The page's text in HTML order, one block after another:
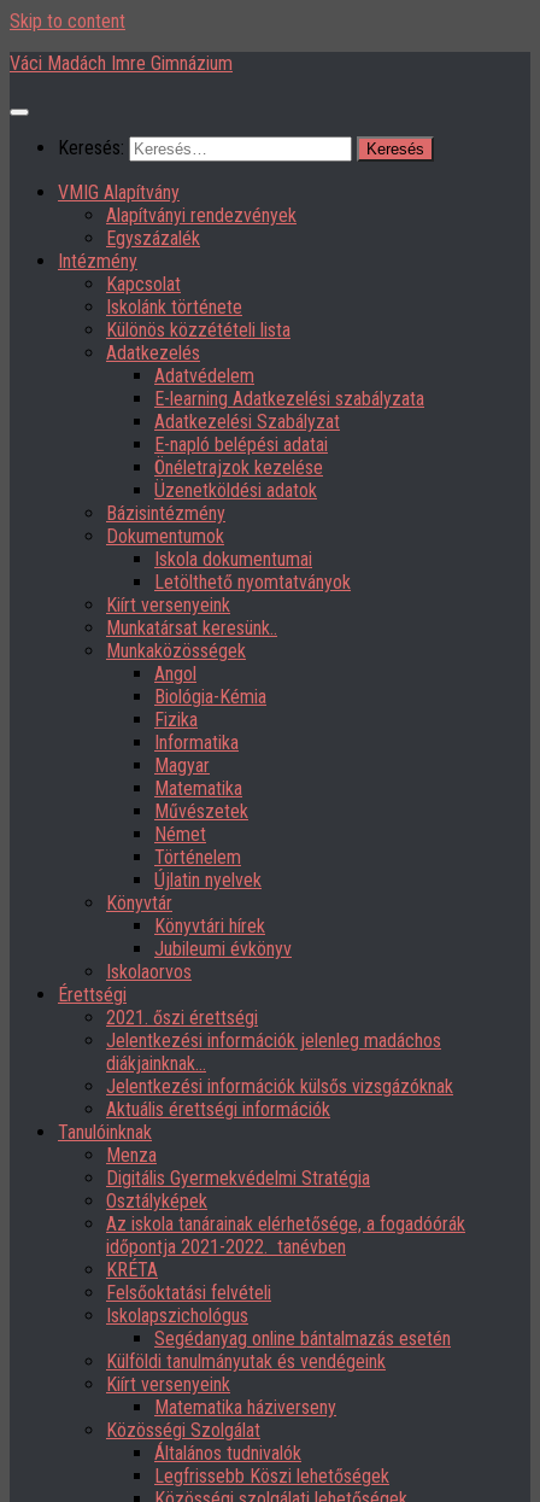
Skip to content
Váci Madách Imre Gimnázium
Keresés:
VMIG Alapítvány
Alapítványi rendezvények
Egyszázalék
Intézmény
Kapcsolat
Iskolánk története
Különös közzétételi lista
Adatkezelés
Adatvédelem
E-learning Adatkezelési szabályzata
Adatkezelési Szabályzat
E-napló belépési adatai
Önéletrajzok kezelése
Üzenetköldési adatok
Bázisintézmény
Dokumentumok
Iskola dokumentumai
Letölthető nyomtatványok
Kiírt versenyeink
Munkatársat keresünk..
Munkaközösségek
Angol
Biológia-Kémia
Fizika
Informatika
Magyar
Matematika
Művészetek
Német
Történelem
Újlatin nyelvek
Könyvtár
Könyvtári hírek
Jubileumi évkönyv
Iskolaorvos
Érettségi
2021. őszi érettségi
Jelentkezési információk jelenleg madáchos
diákjainknak…
Jelentkezési információk külsős vizsgázóknak
Aktuális érettségi információk
Tanulóinknak
Menza
Digitális Gyermekvédelmi Stratégia
Osztályképek
Az iskola tanárainak elérhetősége, a fogadóórák
időpontja 2021-2022. tanévben
KRÉTA
Felsőoktatási felvételi
Iskolapszichológus
Segédanyag online bántalmazás esetén
Külföldi tanulmányutak és vendégeink
Kiírt versenyeink
Matematika háziverseny
Közösségi Szolgálat
Általános tudnivalók
Legfrissebb Köszi lehetőségek